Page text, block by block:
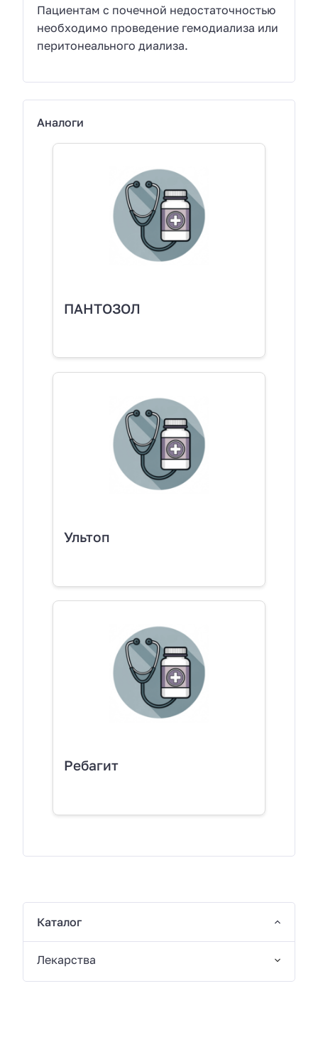
Пациентам с почечной недостаточностью
необходимо проведение гемодиализа или
перитонеального диализа.
Аналоги
ПАНТОЗОЛ
Ультоп
Ребагит
Каталог
Лекарства